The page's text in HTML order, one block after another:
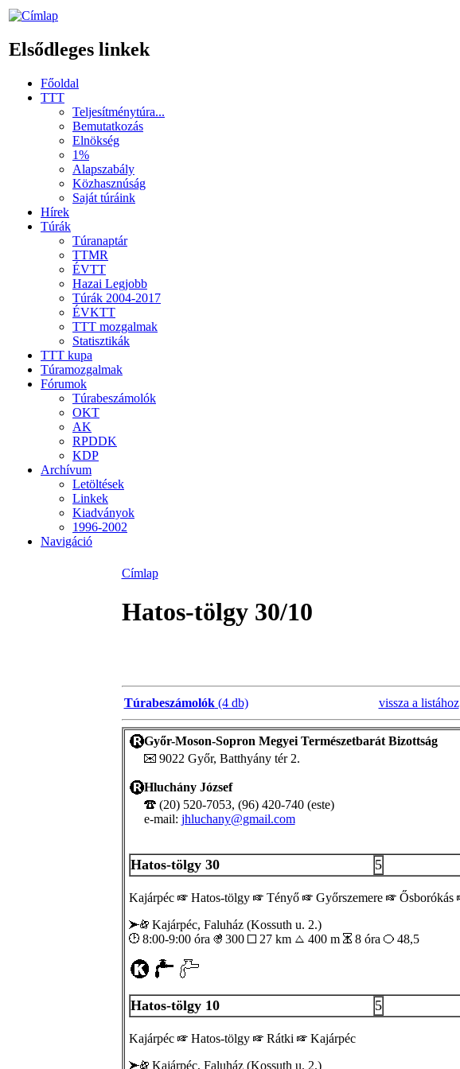
Elsődleges linkek
Főoldal
TTT
Teljesítménytúra...
Bemutatkozás
Elnökség
1%
Alapszabály
Közhasznúság
Saját túráink
Hírek
Túrák
Túranaptár
TTMR
ÉVTT
Hazai Legjobb
Túrák 2004-2017
ÉVKTT
TTT mozgalmak
Statisztikák
TTT kupa
Túramozgalmak
Fórumok
Túrabeszámolók
OKT
AK
RPDDK
KDP
Archívum
Letöltések
Linkek
Kiadványok
1996-2002
Navigáció
Címlap
Hatos-tölgy 30/10
Túrabeszámolók(4 db) vissza a listához
Győr-Moson-Sopron Megyei Természetbarát Bizottság
9022 Győr, Batthyány tér 2.
Hluchány József
(20) 520-7053, (96) 420-740 (este)
e-mail: jhluchany@gmail.com
Hatos-tölgy 30 5
Kajárpéc Hatos-tölgy Tényő Győrszemere Ősborókás
Kajárpéc, Faluház (Kossuth u. 2.)
8:00-9:00 óra
300 27 km 400 m 8 óra 48,5
Hatos-tölgy 10 5
Kajárpéc Hatos-tölgy Rátki
Kajárpéc
Kajárpéc, Faluház (Kossuth u. 2.)